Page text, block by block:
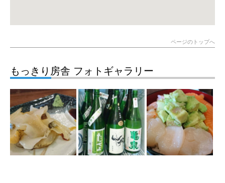
ページのトップへ
もっきり房舎 フォトギャラリー